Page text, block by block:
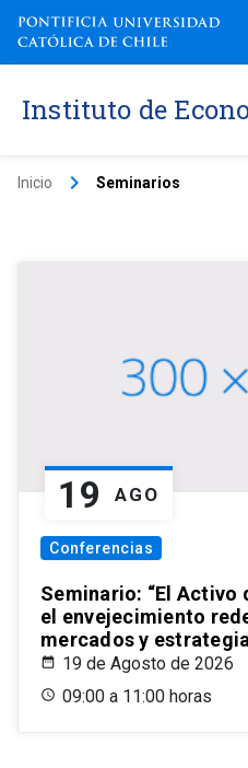
Instituto de
Inicio keyboard_arrow_right Seminarios
19 AGO
Conferencias
Seminario: “El Activo
el envejecimiento
mercados y
19 de Agosto de 2026
09:00 a 11:00 horas